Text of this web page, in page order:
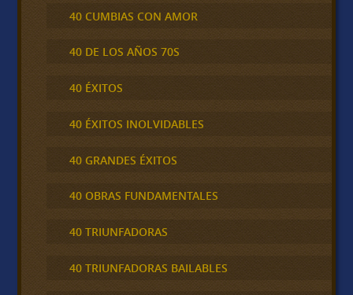
40 CUMBIAS CON AMOR
40 DE LOS AÑOS 70S
40 ÉXITOS
40 ÉXITOS INOLVIDABLES
40 GRANDES ÉXITOS
40 OBRAS FUNDAMENTALES
40 TRIUNFADORAS
40 TRIUNFADORAS BAILABLES